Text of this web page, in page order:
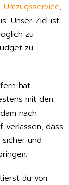
Umzugsservice,
Unser Ziel ist
zu
zu
hat
mit den
nach
verlassen, dass
und
du von